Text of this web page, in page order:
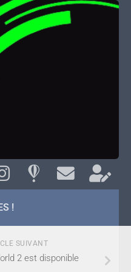
!
SUIVANT
2 est disponible